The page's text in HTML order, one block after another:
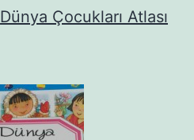
Dünya Çocukları Atlası